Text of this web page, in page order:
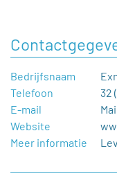
Bedrijfsnaam
Telefoon
32
E-mail
Website
Meer informatie